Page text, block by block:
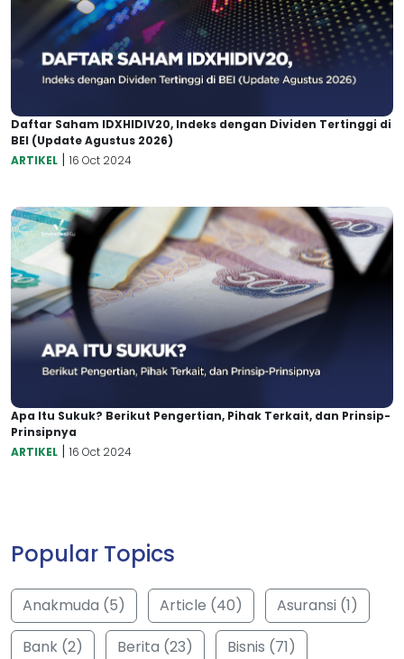
Daftar Saham IDXHIDIV20, Indeks dengan Dividen Tertinggi di
BEI (Update Agustus 2026)
ARTIKEL | 16 Oct 2024
Apa Itu Sukuk? Berikut Pengertian, Pihak Terkait, dan Prinsip-
Prinsipnya
ARTIKEL | 16 Oct 2024
Popular Topics
Anakmuda (5) Article (40)
Asuransi (1)
Bank (2)
Berita (23)
Bisnis (71)